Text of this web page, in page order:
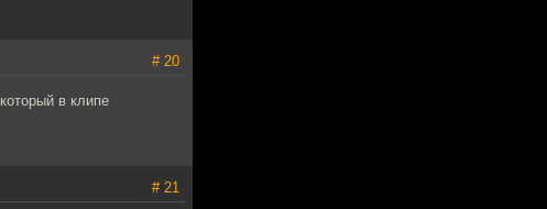
# 20
в клипе
# 21